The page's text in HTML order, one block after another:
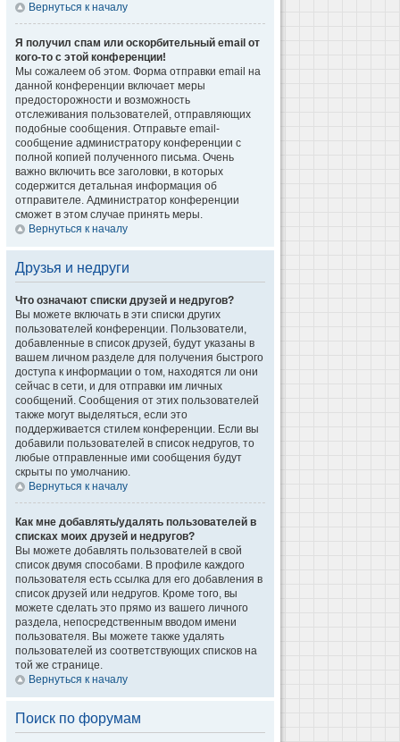
Вернуться к началу
Я получил спам или оскорбительный email от
кого-то с этой конференции!
Мы сожалеем об этом. Форма отправки email на
данной конференции включает меры
предосторожности и возможность
отслеживания пользователей, отправляющих
подобные сообщения. Отправьте email-
сообщение администратору конференции с
полной копией полученного письма. Очень
важно включить все заголовки, в которых
содержится детальная информация об
отправителе. Администратор конференции
сможет в этом случае принять меры.
Вернуться к началу
Друзья и недруги
Что означают списки друзей и недругов?
Вы можете включать в эти списки других
пользователей конференции. Пользователи,
добавленные в список друзей, будут указаны в
вашем личном разделе для получения быстрого
доступа к информации о том, находятся ли они
сейчас в сети, и для отправки им личных
сообщений. Сообщения от этих пользователей
также могут выделяться, если это
поддерживается стилем конференции. Если вы
добавили пользователей в список недругов, то
любые отправленные ими сообщения будут
скрыты по умолчанию.
Вернуться к началу
Как мне добавлять/удалять пользователей в
списках моих друзей и недругов?
Вы можете добавлять пользователей в свой
список двумя способами. В профиле каждого
пользователя есть ссылка для его добавления в
список друзей или недругов. Кроме того, вы
можете сделать это прямо из вашего личного
раздела, непосредственным вводом имени
пользователя. Вы можете также удалять
пользователей из соответствующих списков на
той же странице.
Вернуться к началу
Поиск по форумам